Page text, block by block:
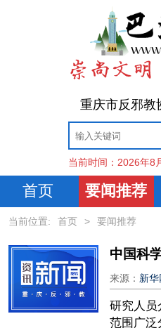
重庆市反邪教
当前时间： 2026年8
首页 要闻推荐
当前位置: 首页 > 要闻推荐
来源： 新华
研究人员
范围广泛